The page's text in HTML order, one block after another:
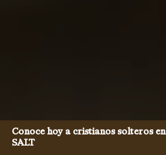
Conoce hoy a cristianos solteros en
SALT